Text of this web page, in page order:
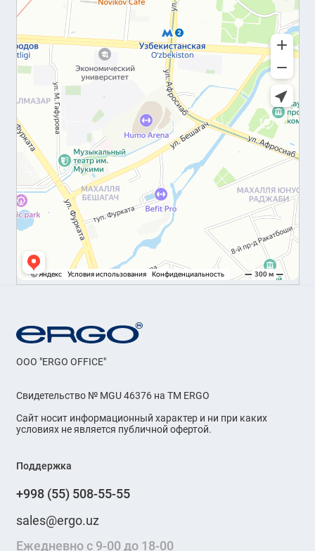
OOO "ERGO OFFICE"
Свидетельство № MGU 46376 на ТМ ERGO
Сайт носит информационный характер и ни при каких
условиях не является публичной офертой.
Поддержка
+998 (55) 508-55-55
sales@ergo.uz
Ежедневно с 9-00 до 18-00